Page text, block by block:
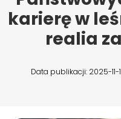
karierę w
realia
Data publikacji: 2025-11-